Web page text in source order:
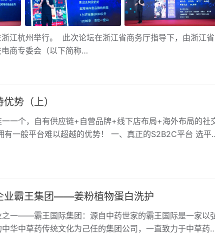
江杭州举行。 此次论坛在浙江省商务厅指导下，由浙江省
商专委会（以下简称…
势（上）
一个，自有供应链+自营品牌+线下店布局+海外布局的社
有一般平台难以超越的优势！ 一、真正的S2B2C平台 选平
业霸王集团——姜粉植物蛋白洗护
之一——霸王国际集团：源自中药世家的霸王国际是一家以
华中草药传统文化为己任的集团公司，一直致力于中草药